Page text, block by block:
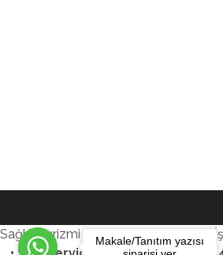
Sağlık Turizmi Reklam Ajansı - Gezi -
Makale/Tanıtım yazısı